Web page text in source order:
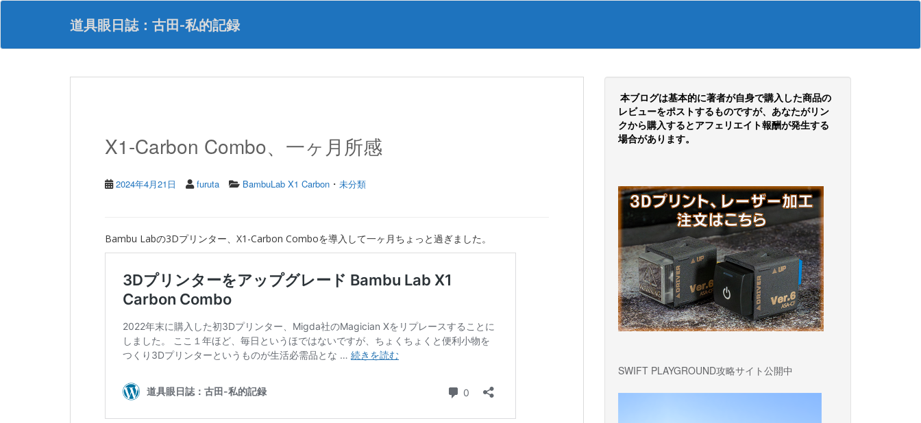
S
p
道具眼日誌：古田-私的記録
X1-Carbon Combo、一ヶ月所感
2024年4月21日 furuta BambuLab X1 Carbon ・ 未分類
Bambu Labの3Dプリンター、X1-Carbon Comboを導入して一ヶ月ちょっと過ぎました。
本ブログは基本的に著者が自身で購入した商品の
レビューをポストするものですが、あなたがリン
クから購入するとアフェリエイト報酬が発生する
場合があります。
SWIFT PLAYGROUND攻略サイト公開中